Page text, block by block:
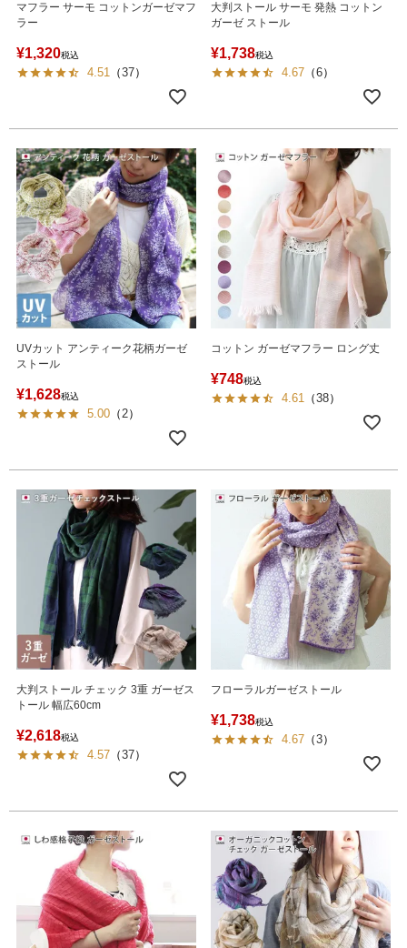
マフラー サーモ コットンガーゼマフ
ラー
¥1,320税込
4.51 （37）
大判ストール サーモ 発熱 コットン
ガーゼ ストール
¥1,738税込
4.67 （6）
UVカット アンティーク花柄ガーゼ
ストール
¥1,628税込
5.00 （ 2）
コットン ガーゼマフラー ロング丈
¥748税込
4.61 （38）
大判ストール チェック 3重 ガーゼス
トール 幅広60cm
¥2,618税込
4.57 （37）
フローラルガーゼストール
¥1,738税込
4.67 （3）